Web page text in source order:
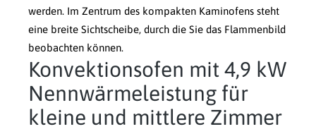
werden. Im Zentrum des kompakten Kaminofens steht
eine breite Sichtscheibe, durch die Sie das Flammenbild
beobachten können.
Konvektionsofen mit 4,9 kW
Nennwärmeleistung für
kleine und mittlere Zimmer